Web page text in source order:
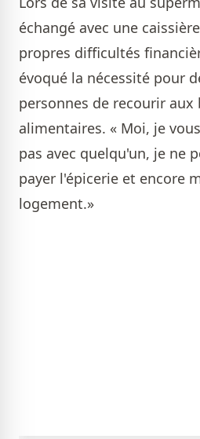
échangé avec une
propres difficultés
évoqué la nécessité pour
personnes de recourir aux
alimentaires. « Moi, je
pas avec quelqu'un, je ne
payer l'épicerie et encore
logement.»